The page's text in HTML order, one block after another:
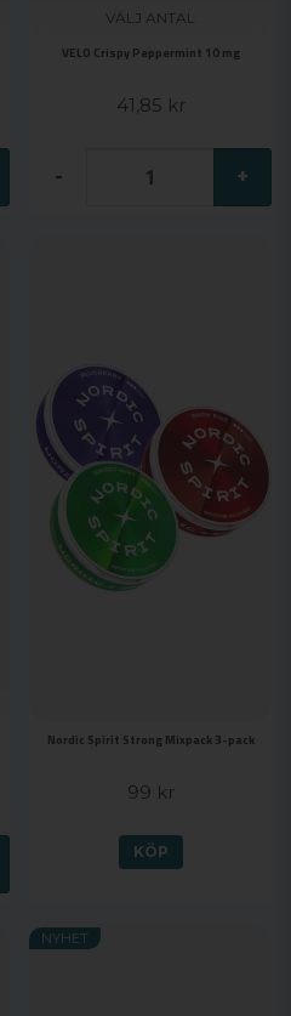
VÄLJ ANTAL
VELO Crispy Peppermint 10 mg
41,85 kr
- +
Nordic Spirit Strong Mixpack 3-pack
99 kr
KÖP
NYHET